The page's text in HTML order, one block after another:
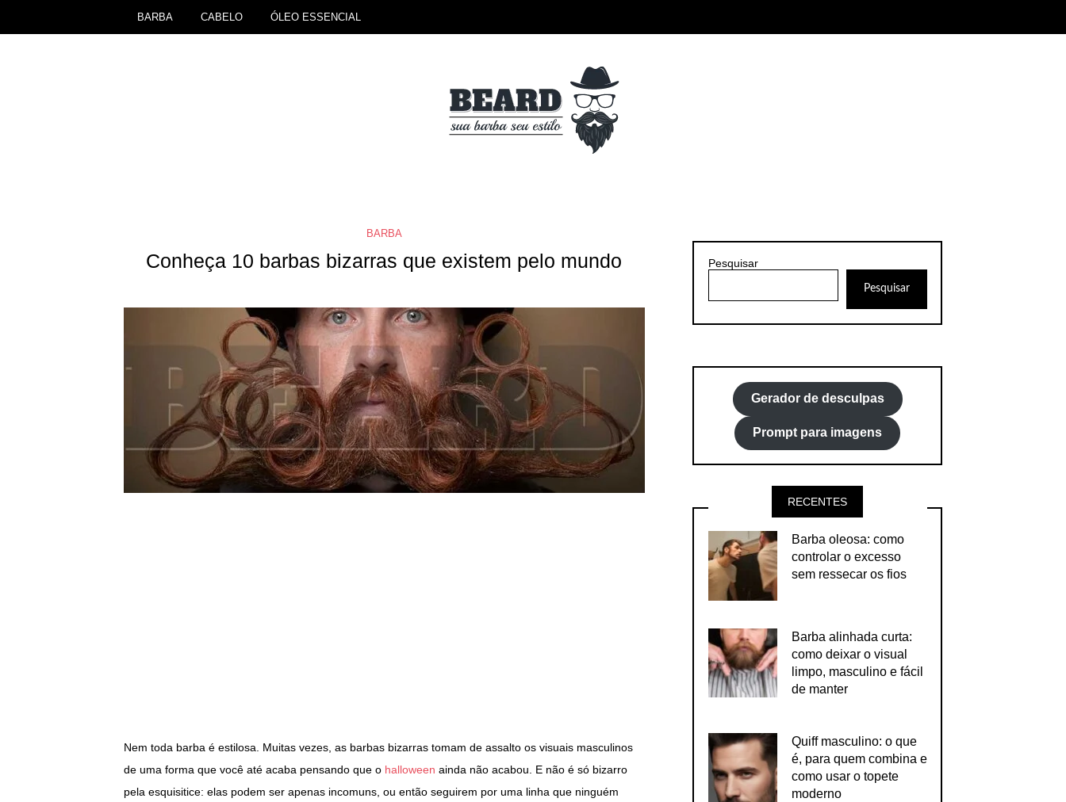
BARBA CABELO ÓLEO ESSENCIAL
BARBA
Conheça 10 barbas bizarras que existem pelo mundo
Nem toda barba é estilosa. Muitas vezes, as barbas bizarras tomam de assalto os visuais masculinos
de uma forma que você até acaba pensando que o halloween ainda não acabou. E não é só bizarro
pela esquisitice: elas podem ser apenas incomuns, ou então seguirem por uma linha que ninguém
Pesquisar
Pesquisar
Gerador de desculpas
Prompt para imagens
RECENTES
Barba oleosa: como
controlar o excesso
sem ressecar os fios
Barba alinhada curta:
como deixar o visual
limpo, masculino e fácil
de manter
Quiff masculino: o que
é, para quem combina e
como usar o topete
moderno